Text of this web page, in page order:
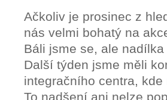
Ačkoliv je prosinec z
nás velmi bohatý na
Báli jsme se, ale
Další týden jsme měli
integračního centra,
To nadšení ani nelze